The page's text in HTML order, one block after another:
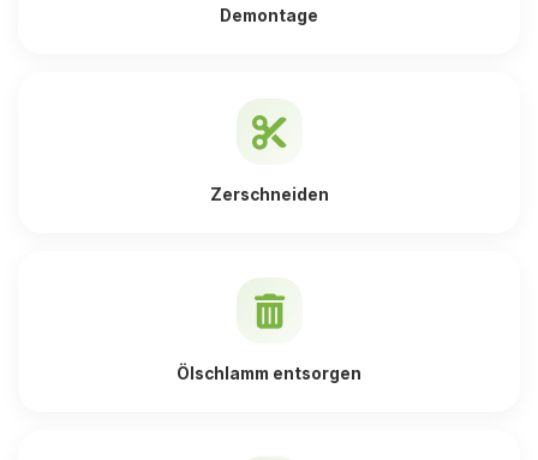
Demontage
Zerschneiden
Ölschlamm entsorgen